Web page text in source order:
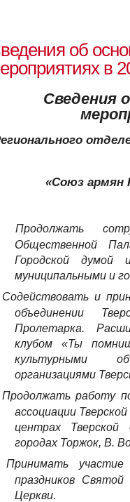
об
в
Сведения
«Союз армян
Продолжать
Общественной
Городской думой
муниципальными и
Содействовать и
объединении
Пролетарка.
клубом «Ты
культурными
организациями
Продолжать работу
ассоциации
центрах
городах Торжок, В.
Принимать участие
праздников Святой
Церкви.